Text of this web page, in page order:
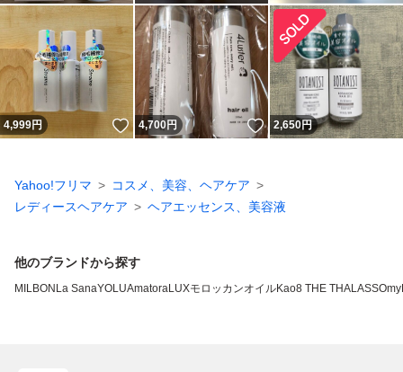
4,999円 いいね！
4,700円 いいね！
2,650円
Yahoo!フリマ
コスメ、美容、ヘアケア
レディースヘアケア
ヘアエッセンス、美容液
他のブランドから探す
MILBON La SanaYOLUAmatoraLUXモロッカンオイルKao8 THE THALASSO